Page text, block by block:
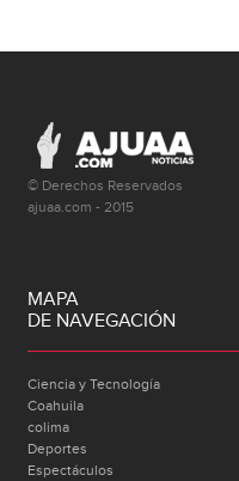
© Derechos Reservados
ajuaa.com - 2015
MAPA
DE NAVEGACIÓN
Ciencia y Tecnología
Coahuila
colima
Deportes
Espectáculos